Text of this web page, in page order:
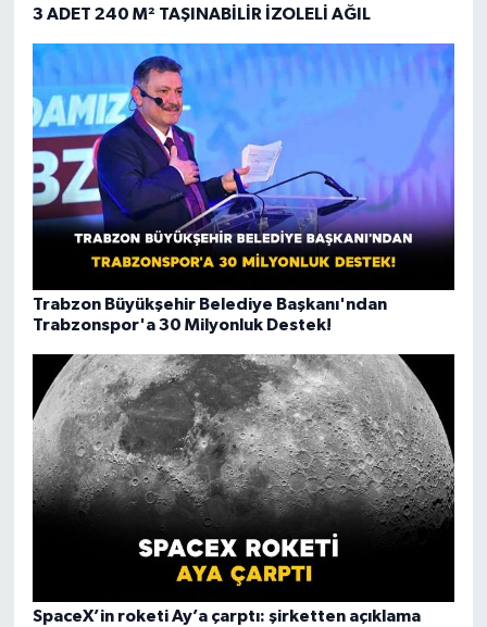
3 ADET 240 M² TAŞINABİLİR İZOLELİ AĞIL
Trabzon Büyükşehir Belediye Başkanı'ndan
Trabzonspor'a 30 Milyonluk Destek!
SpaceX’in roketi Ay’a çarptı: şirketten açıklama